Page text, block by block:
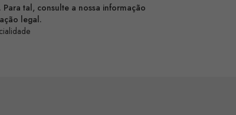
tal, consulte a nossa informação
legal.